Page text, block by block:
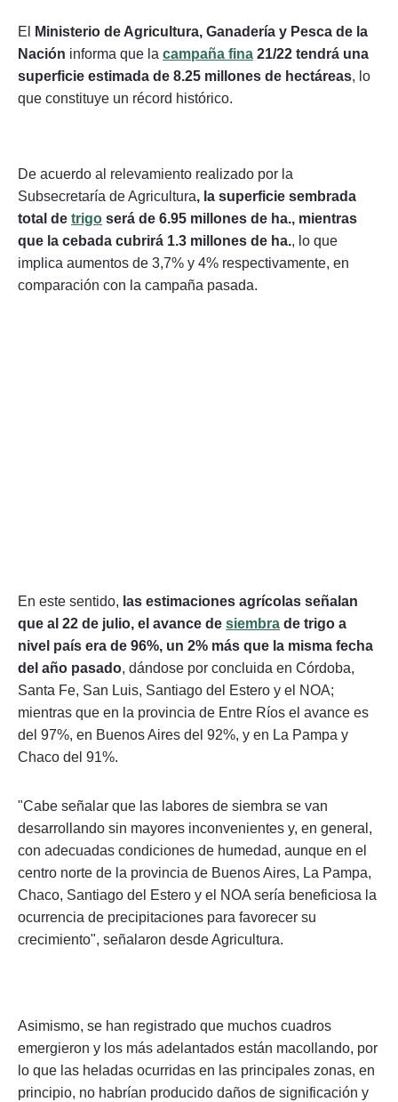
El
Ministerio de Agricultura, Ganadería y Pesca de la
Nación informa que la campaña fina 21/22 tendrá una
superficie estimada de 8.25 millones de hectáreas, lo
que constituye un récord histórico.
De acuerdo al relevamiento realizado por la
Subsecretaría de Agricultura, la superficie sembrada
total de trigo será de 6.95 millones de ha., mientras
que la cebada cubrirá 1.3 millones de ha., lo que
implica aumentos de 3,7% y 4% respectivamente, en
comparación con la campaña pasada.
En este sentido, las estimaciones agrícolas señalan
que al 22 de julio, el avance de siembra de trigo a
nivel país era de 96%, un 2% más que la misma fecha
del año pasado, dándose por concluida en Córdoba,
Santa Fe, San Luis, Santiago del Estero y el NOA;
mientras que en la provincia de Entre Ríos el avance es
del 97%, en Buenos Aires del 92%, y en La Pampa y
Chaco del 91%.
"Cabe señalar que las labores de siembra se van
desarrollando sin mayores inconvenientes y, en general,
con adecuadas condiciones de humedad, aunque en el
centro norte de la provincia de Buenos Aires, La Pampa,
Chaco, Santiago del Estero y el NOA sería beneficiosa la
ocurrencia de precipitaciones para favorecer su
crecimiento", señalaron desde Agricultura.
Asimismo, se han registrado que muchos cuadros
emergieron y los más adelantados están macollando, por
lo que las heladas ocurridas en las principales zonas, en
principio, no habrían producido daños de significación y